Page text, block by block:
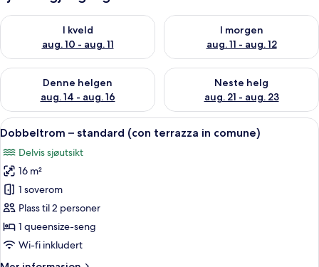
I kveld
aug. 10 - aug. 11
Sjekk tilgjengelighet for i kveld, aug. 10 - aug. 11
I morgen
aug. 11 - aug. 12
Sjekk tilgjengelighet for i
Denne helgen
aug. 14 - aug. 16
Sjekk tilgjengelighet for denne helgen, aug. 14 - aug. 16
Neste helg
aug. 21 - aug. 23
Sjekk tilgjengelighet for
Åpne
alle
bildene
av
Dobbeltrom
–
standard
(con
Dobbeltrom – standard (con
15
Dobbeltrom – standard (con terrazza in comune)
Delvis sjøutsikt
16 m²
1 soverom
Plass til 2 personer
1 queensize-seng
Wi-fi inkludert